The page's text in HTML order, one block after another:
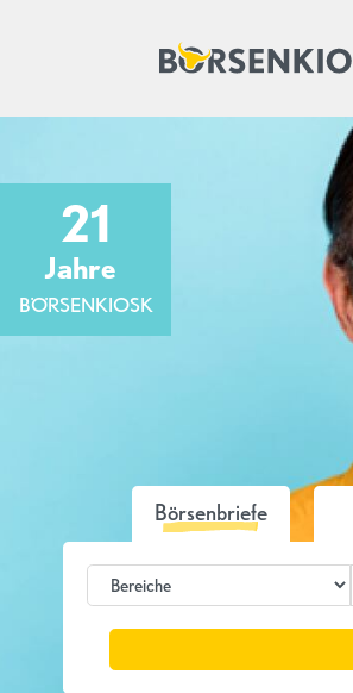
Börsenbriefe
21
Jahre
BÖRSENKIOSK